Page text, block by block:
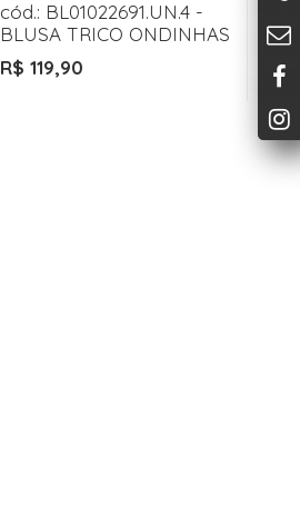
cód.: BL01022691.UN.4 -
BLUSA TRICO ONDINHAS
R$ 119,90